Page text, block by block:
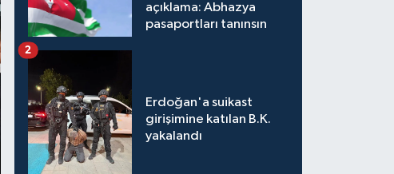
açıklama: Abhazya
pasaportları tanınsın
Erdoğan'a suikast
girişimine katılan B.K.
yakalandı
2